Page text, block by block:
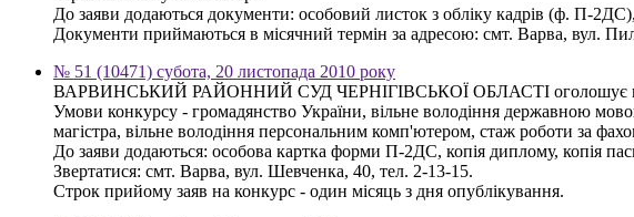
До заяви додаються документи: особовий листок з обліку кадрів (ф. П-2ДС),
Документи приймаються в місячний термін за адресою: смт. Варва, вул.
№ 51 (10471) субота, 20 листопада 2010 року
ВАРВИНСЬКИЙ РАЙОННИЙ СУД ЧЕРНІГІВСЬКОЇ ОБЛАСТІ оголошує
Умови конкурсу - громадянство України, вільне володіння державною
магістра, вільне володіння персональним комп'ютером, стаж роботи за
До заяви додаються: особова картка форми П-2ДС, копія диплому, копія
Звертатися: смт. Варва, вул. Шевченка, 40, тел. 2-13-15.
Строк прийому заяв на конкурс - один місяць з дня опублікування.